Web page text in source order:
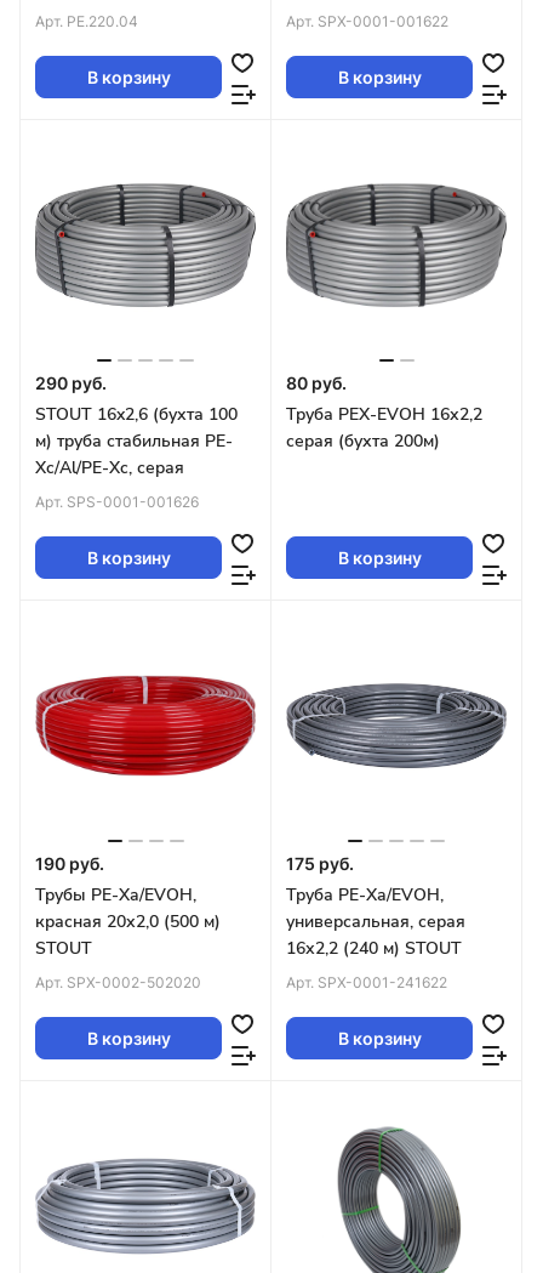
200м) красная
Арт. PE.220.04
В корзину
РЕЖЕМ)
Арт. SPX-0001-001622
В корзину
290 руб.
STOUT 16x2,6 (бухта 100
м) труба стабильная PE-
Xc/Al/PE-Xc, серая
Арт. SPS-0001-001626
В корзину
80 руб.
Труба PEX-EVOH 16х2,2
серая (бухта 200м)
В корзину
190 руб.
Трубы PE-Xa/EVOH,
красная 20х2,0 (500 м)
STOUT
Арт. SPX-0002-502020
В корзину
175 руб.
Труба PE-Xa/EVOH,
универсальная, серая
16х2,2 (240 м) STOUT
Арт. SPX-0001-241622
В корзину